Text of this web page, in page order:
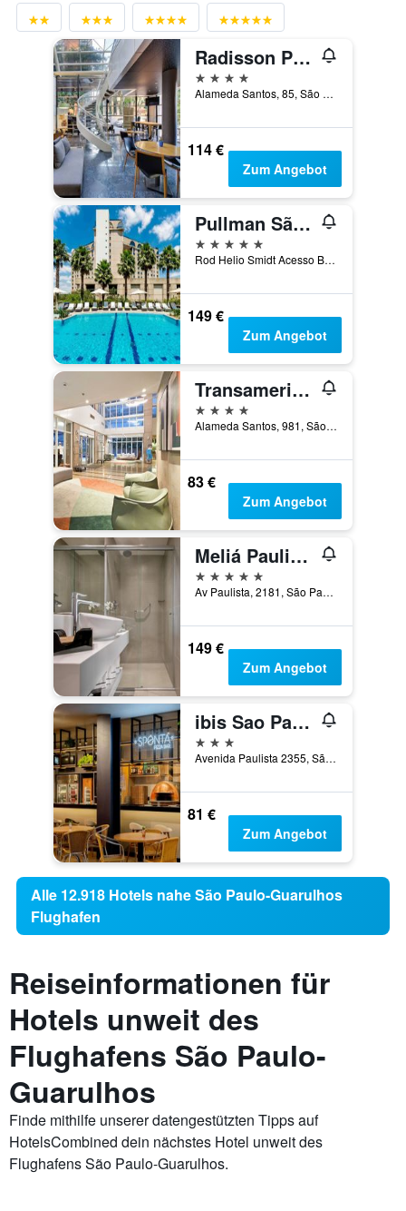
Radisson Paulista Sao Paulo
4 Sterne
Alameda Santos, 85, São Paulo, Brasilien
114 €
Zum Angebot
Pullman São Paulo Guarulhos Airport
5 Sterne
Rod Helio Smidt Acesso Base Aerea Cumbica, São Paulo, Brasilien
149 €
Zum Angebot
Transamerica Prime International Plaza
4 Sterne
Alameda Santos, 981, São Paulo, Brasilien
83 €
Zum Angebot
Meliá Paulista
5 Sterne
Av Paulista, 2181, São Paulo, Brasilien
149 €
Zum Angebot
ibis Sao Paulo Paulista
3 Sterne
Avenida Paulista 2355, São Paulo, Brasilien
81 €
Zum Angebot
Alle 12.918 Hotels nahe São Paulo-Guarulhos
Flughafen
Reiseinformationen für
Hotels unweit des
Flughafens São Paulo-
Guarulhos
Finde mithilfe unserer datengestützten Tipps auf
HotelsCombined dein nächstes Hotel unweit des
Flughafens São Paulo-Guarulhos.